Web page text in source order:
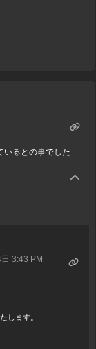
いるとの事でした
3:43 PM
します。